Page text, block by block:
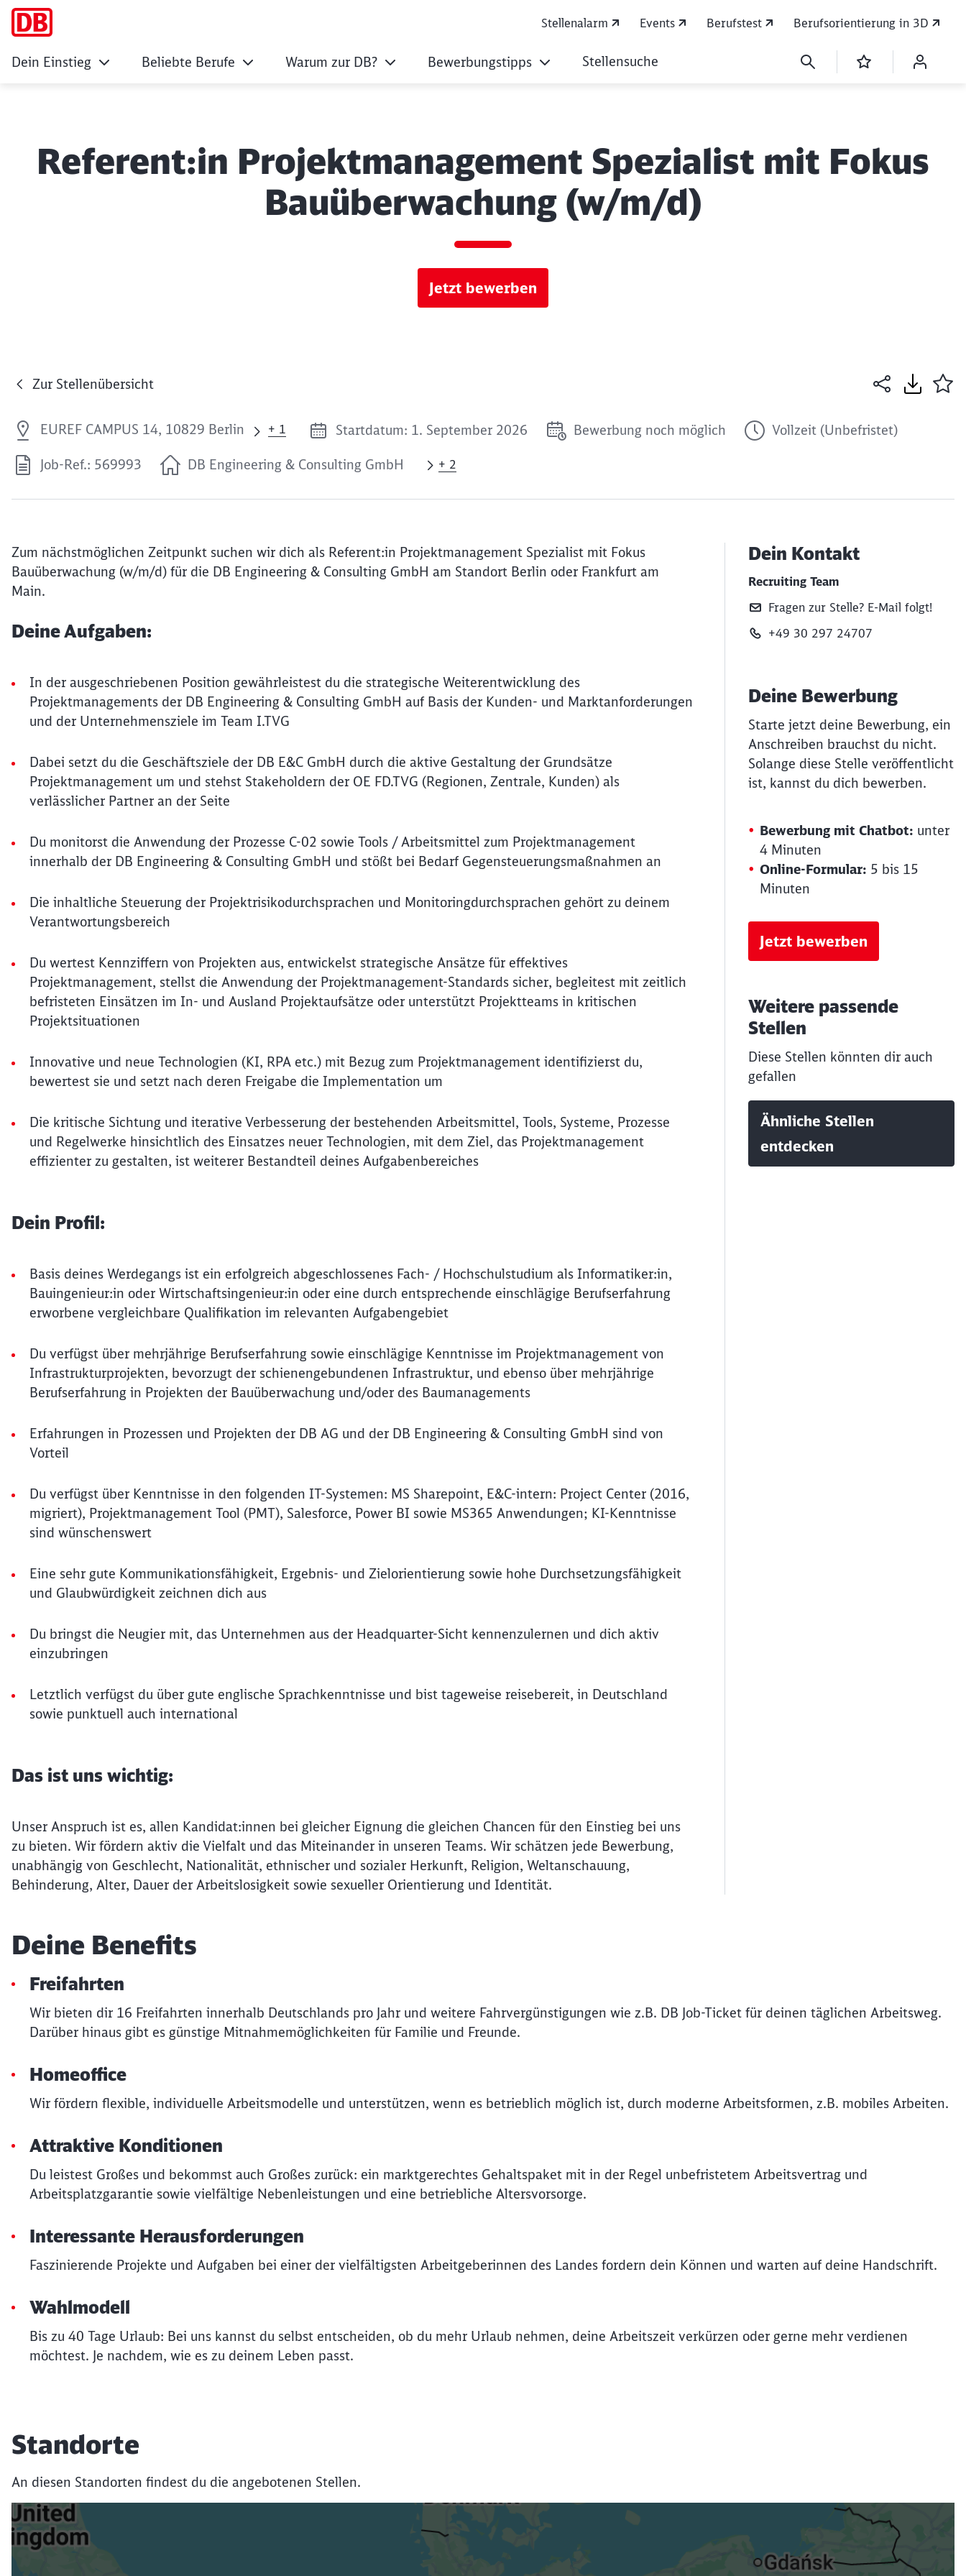
Stellenalarm Events Berufstest Berufsorientierung in 3D
Dein Einstieg Beliebte Berufe Warum zur DB? Bewerbungstipps Stellensuche
Referent:in Projektmanagement Spezialist mit Fokus
Bauüberwachung (w/m/d)
Jetzt bewerben
Zur Stellenübersicht
EUREF CAMPUS 14, 10829 Berlin + 1 Startdatum: 1. September 2026 Bewerbung noch möglich Vollzeit (Unbefristet)
Job-Ref.: 569993 DB Engineering & Consulting GmbH + 2
Zum nächstmöglichen Zeitpunkt suchen wir dich als Referent:in Projektmanagement Spezialist mit Fokus
Bauüberwachung (w/m/d) für die DB Engineering & Consulting GmbH am Standort Berlin oder Frankfurt am
Main.
Deine Aufgaben:
In der ausgeschriebenen Position gewährleistest du die strategische Weiterentwicklung des
Projektmanagements der DB Engineering & Consulting GmbH auf Basis der Kunden- und Marktanforderungen
und der Unternehmensziele im Team I.TVG
Dabei setzt du die Geschäftsziele der DB E&C GmbH durch die aktive Gestaltung der Grundsätze
Projektmanagement um und stehst Stakeholdern der OE FD.TVG (Regionen, Zentrale, Kunden) als
verlässlicher Partner an der Seite
Du monitorst die Anwendung der Prozesse C-02 sowie Tools / Arbeitsmittel zum Projektmanagement
innerhalb der DB Engineering & Consulting GmbH und stößt bei Bedarf Gegensteuerungsmaßnahmen an
Die inhaltliche Steuerung der Projektrisikodurchsprachen und Monitoringdurchsprachen gehört zu deinem
Verantwortungsbereich
Du wertest Kennziffern von Projekten aus, entwickelst strategische Ansätze für effektives
Projektmanagement, stellst die Anwendung der Projektmanagement-Standards sicher, begleitest mit zeitlich
befristeten Einsätzen im In- und Ausland Projektaufsätze oder unterstützt Projektteams in kritischen
Projektsituationen
Innovative und neue Technologien (KI, RPA etc.) mit Bezug zum Projektmanagement identifizierst du,
bewertest sie und setzt nach deren Freigabe die Implementation um
Die kritische Sichtung und iterative Verbesserung der bestehenden Arbeitsmittel, Tools, Systeme, Prozesse
und Regelwerke hinsichtlich des Einsatzes neuer Technologien, mit dem Ziel, das Projektmanagement
effizienter zu gestalten, ist weiterer Bestandteil deines Aufgabenbereiches
Dein Profil:
Basis deines Werdegangs ist ein erfolgreich abgeschlossenes Fach- / Hochschulstudium als Informatiker:in,
Bauingenieur:in oder Wirtschaftsingenieur:in oder eine durch entsprechende einschlägige Berufserfahrung
erworbene vergleichbare Qualifikation im relevanten Aufgabengebiet
Du verfügst über mehrjährige Berufserfahrung sowie einschlägige Kenntnisse im Projektmanagement von
Infrastrukturprojekten, bevorzugt der schienengebundenen Infrastruktur, und ebenso über mehrjährige
Berufserfahrung in Projekten der Bauüberwachung und/oder des Baumanagements
Erfahrungen in Prozessen und Projekten der DB AG und der DB Engineering & Consulting GmbH sind von
Vorteil
Du verfügst über Kenntnisse in den folgenden IT-Systemen: MS Sharepoint, E&C-intern: Project Center (2016,
migriert), Projektmanagement Tool (PMT), Salesforce, Power BI sowie MS365 Anwendungen; KI-Kenntnisse
sind wünschenswert
Eine sehr gute Kommunikationsfähigkeit, Ergebnis- und Zielorientierung sowie hohe Durchsetzungsfähigkeit
und Glaubwürdigkeit zeichnen dich aus
Du bringst die Neugier mit, das Unternehmen aus der Headquarter-Sicht kennenzulernen und dich aktiv
einzubringen
Letztlich verfügst du über gute englische Sprachkenntnisse und bist tageweise reisebereit, in Deutschland
sowie punktuell auch international
Das ist uns wichtig:
Unser Anspruch ist es, allen Kandidat:innen bei gleicher Eignung die gleichen Chancen für den Einstieg bei uns
zu bieten. Wir fördern aktiv die Vielfalt und das Miteinander in unseren Teams. Wir schätzen jede Bewerbung,
unabhängig von Geschlecht, Nationalität, ethnischer und sozialer Herkunft, Religion, Weltanschauung,
Behinderung, Alter, Dauer der Arbeitslosigkeit sowie sexueller Orientierung und Identität.
Dein Kontakt
Recruiting Team
Fragen zur Stelle? E‑Mail folgt!
+49 30 297 24707
Deine Bewerbung
Starte jetzt deine Bewerbung, ein
Anschreiben brauchst du nicht.
Solange diese Stelle veröffentlicht
ist, kannst du dich bewerben.
Bewerbung mit Chatbot: unter
4 Minuten
Online-Formular: 5 bis 15
Minuten
Jetzt bewerben
Weitere passende
Stellen
Diese Stellen könnten dir auch
gefallen
Ähnliche Stellen
entdecken
Deine Benefits
Freifahrten
Wir bieten dir 16 Freifahrten innerhalb Deutschlands pro Jahr und weitere Fahrvergünstigungen wie z.B. DB Job-Ticket für deinen täglichen Arbeitsweg.
Darüber hinaus gibt es günstige Mitnahmemöglichkeiten für Familie und Freunde.
Homeoffice
Wir fördern flexible, individuelle Arbeitsmodelle und unterstützen, wenn es betrieblich möglich ist, durch moderne Arbeitsformen, z.B. mobiles Arbeiten.
Attraktive Konditionen
Du leistest Großes und bekommst auch Großes zurück: ein marktgerechtes Gehaltspaket mit in der Regel unbefristetem Arbeitsvertrag und
Arbeitsplatzgarantie sowie vielfältige Nebenleistungen und eine betriebliche Altersvorsorge.
Interessante Herausforderungen
Faszinierende Projekte und Aufgaben bei einer der vielfältigsten Arbeitgeberinnen des Landes fordern dein Können und warten auf deine Handschrift.
Wahlmodell
Bis zu 40 Tage Urlaub: Bei uns kannst du selbst entscheiden, ob du mehr Urlaub nehmen, deine Arbeitszeit verkürzen oder gerne mehr verdienen
möchtest. Je nachdem, wie es zu deinem Leben passt.
Standorte
An diesen Standorten findest du die angebotenen Stellen.
Schließen
Abbrechen Weiter